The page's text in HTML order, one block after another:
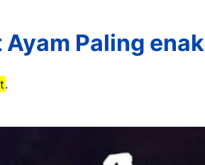
Paling enak
.